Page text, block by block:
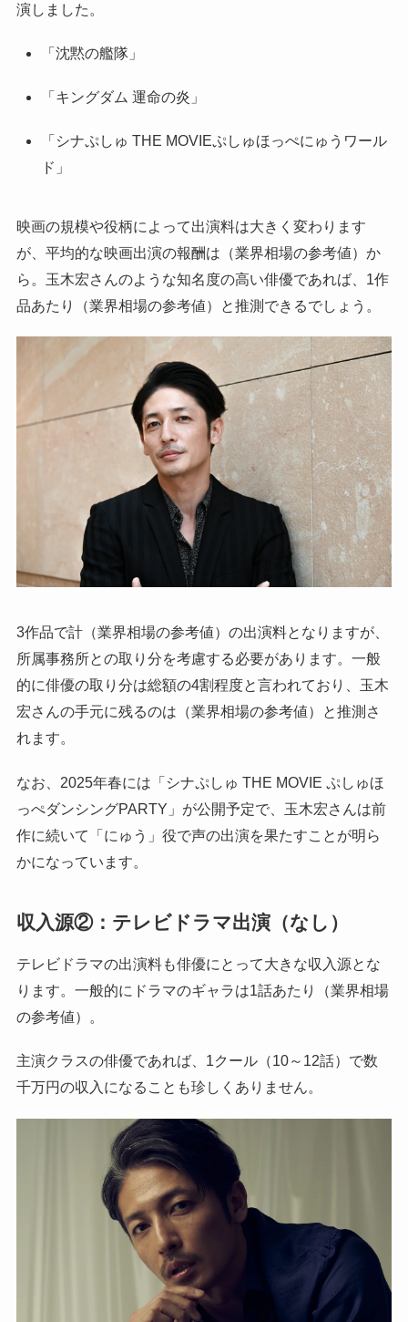
演しました。
「沈黙の艦隊」
「キングダム 運命の炎」
「シナぷしゅ THE MOVIEぷしゅほっぺにゅうワール
ド」
映画の規模や役柄によって出演料は大きく変わります
が、平均的な映画出演の報酬は（業界相場の参考値）か
ら。玉木宏さんのような知名度の高い俳優であれば、1作
品あたり（業界相場の参考値）と推測できるでしょう。
3作品で計（業界相場の参考値）の出演料となりますが、
所属事務所との取り分を考慮する必要があります。一般
的に俳優の取り分は総額の4割程度と言われており、玉木
宏さんの手元に残るのは（業界相場の参考値）と推測さ
れます。
なお、2025年春には「シナぷしゅ THE MOVIE ぷしゅほ
っぺダンシングPARTY」が公開予定で、玉木宏さんは前
作に続いて「にゅう」役で声の出演を果たすことが明ら
かになっています。
収入源②：テレビドラマ出演（なし）
テレビドラマの出演料も俳優にとって大きな収入源とな
ります。一般的にドラマのギャラは1話あたり（業界相場
の参考値）。
主演クラスの俳優であれば、1クール（10～12話）で数
千万円の収入になることも珍しくありません。